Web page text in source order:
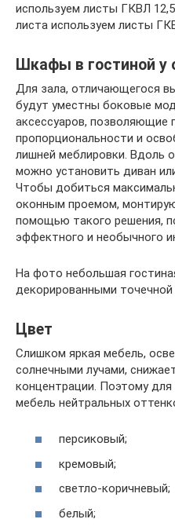
используем листы ГКВЛ
листа используем листы
Шкафы в гостиной у
Для зала, отличающегося
будут уместны боковые
аксессуаров,
пропорциональности и
лишней меблировки. Вдоль
можно установить диван
Чтобы добиться
оконным проемом,
помощью такого решения,
эффектного и необычного
На фото небольшая
декорированными точечной
Цвет
Слишком яркая мебель,
солнечными лучами,
концентрации. Поэтому
мебель нейтральных
персиковый;
кремовый;
светло-коричневый;
белый;